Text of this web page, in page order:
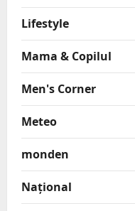
Lifestyle
Mama & Copilul
Men's Corner
Meteo
monden
Național